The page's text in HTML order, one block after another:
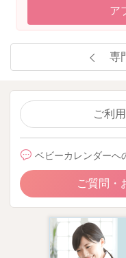
ア
専
ご利
ベビーカレンダーへ
ご質問・